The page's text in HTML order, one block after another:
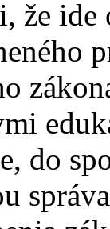
že ide
do